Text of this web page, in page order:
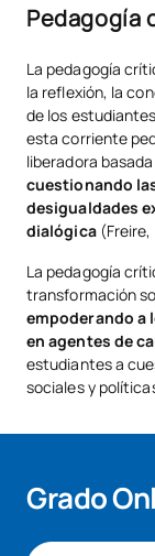
Pedagogía
La pedagogía
la reflexión, la
de los
esta corriente
liberadora
cuestionando
desigualdades
dialógica (Freire,
La pedagogía
transformación
empoderando a
en agentes de
estudiantes a
sociales y
Grado